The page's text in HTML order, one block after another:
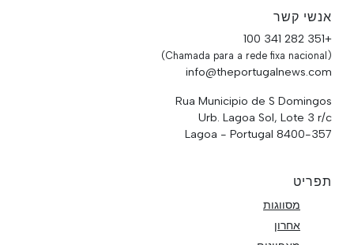
אנשי קשר
+351 282 341 100
(Chamada para a rede fixa nacional)
info@theportugalnews.com
Rua Municipio de S Domingos
Urb. Lagoa Sol, Lote 3 r/c
8400-357 Lagoa - Portugal
תפריט
מסווגות
אחרון